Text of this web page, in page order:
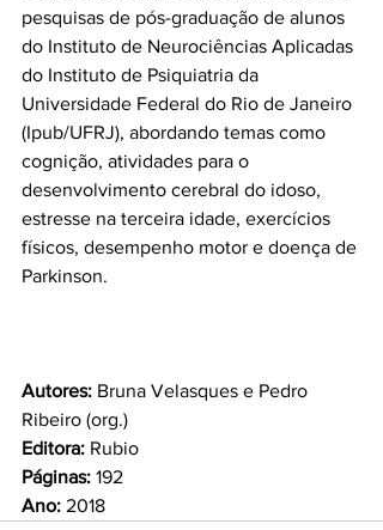
pesquisas de pós-graduação de alunos
do Instituto de Neurociências Aplicadas
do Instituto de Psiquiatria da
Universidade Federal do Rio de Janeiro
(Ipub/UFRJ), abordando temas como
cognição, atividades para o
desenvolvimento cerebral do idoso,
estresse na terceira idade, exercícios
físicos, desempenho motor e doença de
Parkinson.
Autores: Bruna Velasques e Pedro
Editora:
Páginas:
Ano: 2018